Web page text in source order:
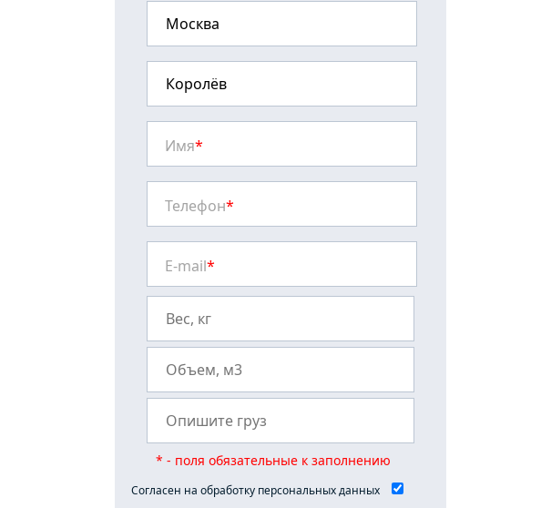
Имя*
Телефон*
E-mail*
* - поля обязательные к заполнению
Согласен на обработку персональных данных